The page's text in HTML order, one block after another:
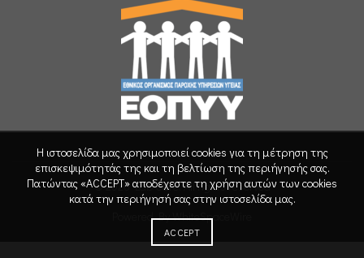
© 2026Lab Care. All rights reserved
Powered By WhiteSpaceWire
Η ιστοσελίδα μας χρησιμοποιεί cookies για τη μέτρηση της
επισκεψιμότητάς της και τη βελτίωση της περιήγησής σας.
Πατώντας «ACCEPT» αποδέχεστε τη χρήση αυτών των cookies
κατά την περιήγησή σας στην ιστοσελίδα μας.
ACCEPT